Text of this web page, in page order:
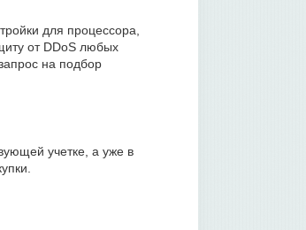
для процессора,
от DDoS любых
на подбор
учетке, а уже в